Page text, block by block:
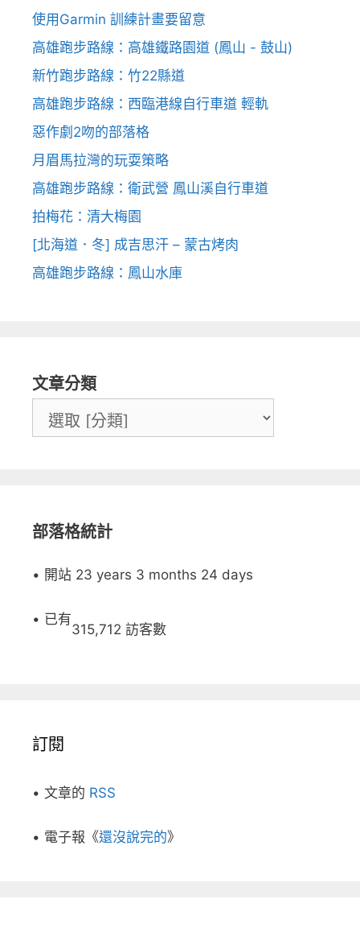
使用Garmin 訓練計畫要留意
高雄跑步路線：高雄鐵路園道 (鳳山 - 鼓山)
新竹跑步路線：竹22縣道
高雄跑步路線：西臨港線自行車道 輕軌
惡作劇2吻的部落格
月眉馬拉灣的玩耍策略
高雄跑步路線：衛武營 鳳山溪自行車道
拍梅花：清大梅園
[北海道．冬] 成吉思汗 – 蒙古烤肉
高雄跑步路線：鳳山水庫
文章分類
部落格統計
• 開站 23 years 3 months 24 days
• 已有
315,712 訪客數
訂閱
• 文章的 RSS
• 電子報《還沒說完的》